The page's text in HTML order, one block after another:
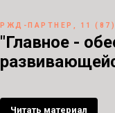
РЖД-ПАРТНЕР, 11
"Главное -
Читать материал